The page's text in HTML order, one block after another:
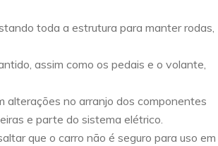
toda a estrutura para manter rodas,
assim como os pedais e o volante,
alterações no arranjo dos componentes
e parte do sistema elétrico.
que o carro não é seguro para uso em